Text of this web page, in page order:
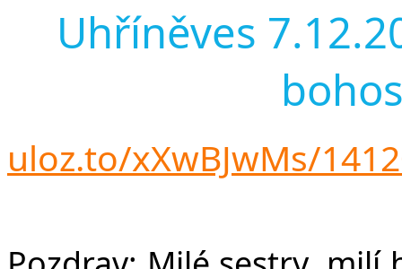
Uhříněves
uloz.to/xXwBJwMs/